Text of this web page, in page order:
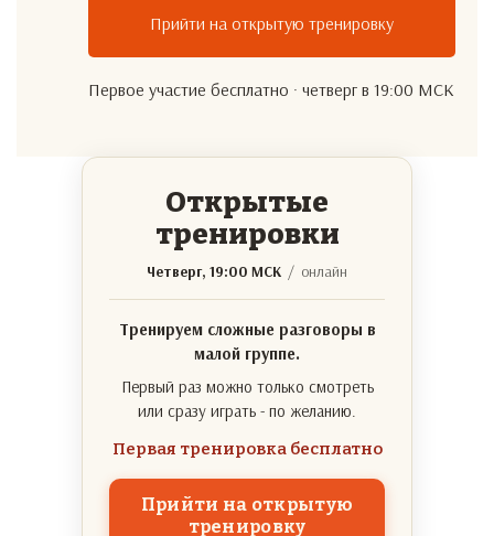
Прийти на открытую тренировку
Первое участие бесплатно · четверг в 19:00 МСК
Открытые
тренировки
Четверг, 19:00 МСК / онлайн
Тренируем сложные разговоры в
малой группе.
Первый раз можно только смотреть
или сразу играть - по желанию.
Первая тренировка бесплатно
Прийти на открытую
тренировку